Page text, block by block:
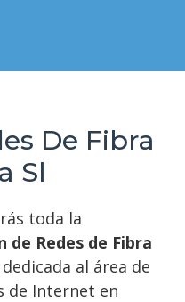
De Fibra
Sl
toda la
de Redes de Fibra
al área de
de Internet en